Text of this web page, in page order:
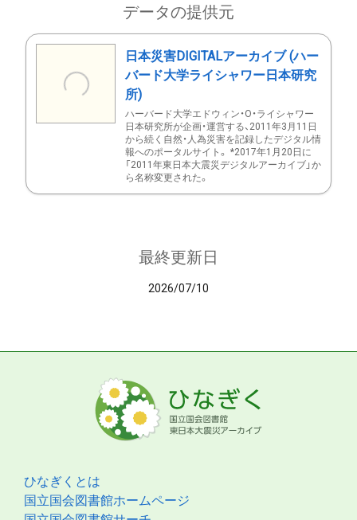
データの提供元
日本災害DIGITALアーカイブ (ハー
バード大学ライシャワー日本研究
所)
ハーバード大学エドウィン・O・ライシャワー
日本研究所が企画・運営する、2011年3月11日
から続く自然・人為災害を記録したデジタル情
報へのポータルサイト。 *2017年1月20日に
「2011年東日本大震災デジタルアーカイブ」か
ら名称変更された。
最終更新日
2026/07/10
ひなぎくとは
国立国会図書館ホームページ